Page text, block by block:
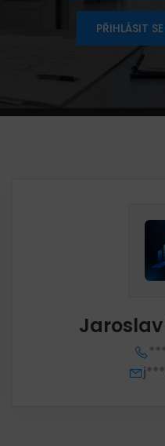
PŘIHLÁSIT